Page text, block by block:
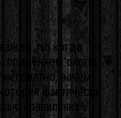
Но когда
около
зачем
фактически
гравилинка